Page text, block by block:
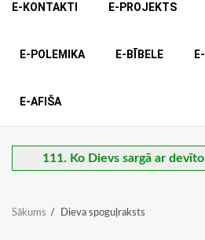
E-KONTAKTI E-PROJEKTS
E-POLEMIKA E-BĪBELE
E-AFIŠA
111. Ko Dievs sargā ar
Sākums Dieva spoguļraksts